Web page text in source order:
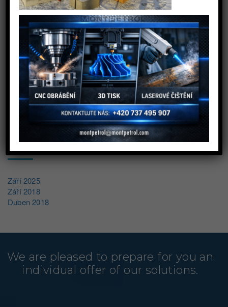
KATEGORIE
Energetika
Obecné
ARCHIV
Září 2025
Září 2018
Duben 2018
We are pleased to prepare for you an
individual offer of our solutions.